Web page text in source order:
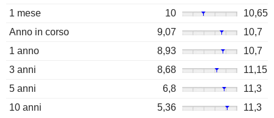
1 mese
10
10,65
Anno in corso
9,07
10,7
1 anno
8,93
10,7
3 anni
8,68
11,15
5 anni
6,8
11,3
10 anni
5,36 11,3